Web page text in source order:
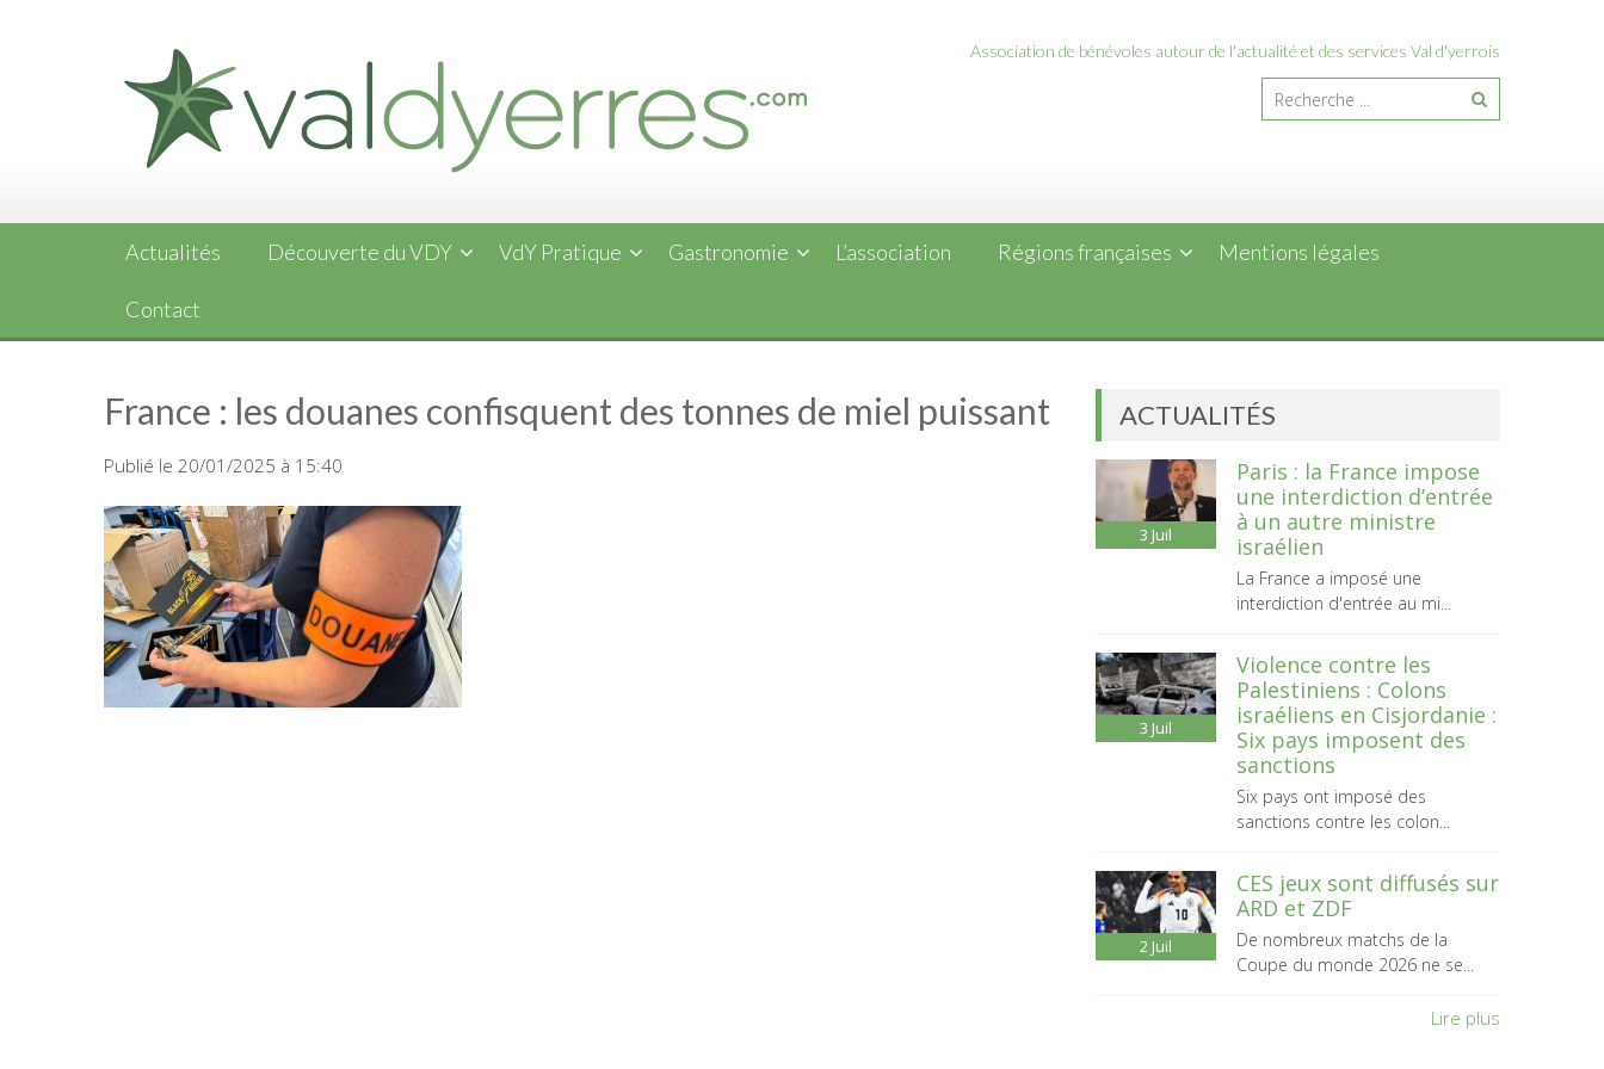
Association de bénévoles autour de l'actualité et des services Val d'yerrois
Actualités Découverte du VDY VdY Pratique Gastronomie L’association Régions françaises Mentions légales
Contact
France : les douanes confisquent des tonnes de miel puissant
Publié le 20/01/2025 à 15:40
ACTUALITÉS
3 Juil
Paris : la France impose
une interdiction d’entrée
à un autre ministre
israélien
La France a imposé une
interdiction d'entrée au mi...
3 Juil
Violence contre les
Palestiniens : Colons
israéliens en Cisjordanie :
Six pays imposent des
sanctions
Six pays ont imposé des
sanctions contre les colon...
2 Juil
CES jeux sont diffusés sur
ARD et ZDF
De nombreux matchs de la
Coupe du monde 2026 ne se...
Lire plus